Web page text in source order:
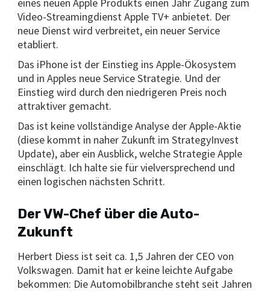
Video-Streamingdienst Apple TV+ anbietet. Der
neue Dienst wird verbreitet, ein neuer Service
etabliert.
Das iPhone ist der Einstieg ins Apple-Ökosystem
und in Apples neue Service Strategie. Und der
Einstieg wird durch den niedrigeren Preis noch
attraktiver gemacht.
Das ist keine vollständige Analyse der Apple-Aktie
(diese kommt in naher Zukunft im StrategyInvest
Update), aber ein Ausblick, welche Strategie Apple
einschlägt. Ich halte sie für vielversprechend und
einen logischen nächsten Schritt.
Der VW-Chef über die Auto-
Zukunft
Herbert Diess ist seit ca. 1,5 Jahren der CEO von
Volkswagen. Damit hat er keine leichte Aufgabe
bekommen: Die Automobilbranche steht seit Jahren